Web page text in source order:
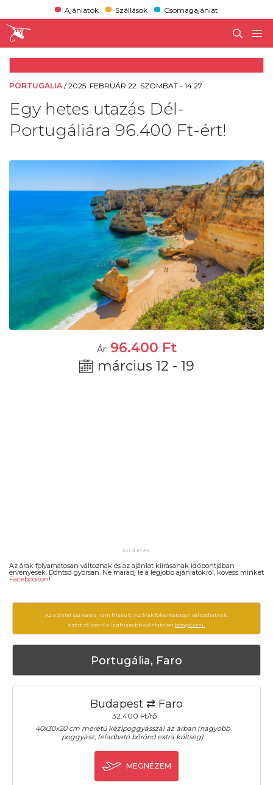
Ajánlatok Szállások Csomagajánlat
PORTUGÁLIA /2025. FEBRUÁR 22. SZOMBAT - 14:27
Egy hetes utazás Dél-
Portugáliára 96.400 Ft-ért!
Ár: 96.400 Ft
március 12 - 19
Az árak folyamatosan változnak és az ajánlat kiírásanak időpontjában
érvényesek. Döntsd gyorsan. Ne maradj le a legjobb ajánlatokról, kövess minket
Facebookon!
Az ajánlat 533 napja nem frissült. Az árak folyamatosan változhatnak,
ezért célszerű a legfrissebb ajánlatokat böngészni.
Portugália, Faro
Budapest ⇄ Faro
32.400 Ft/fő
40x30x20 cm méretű kézipoggyásszal az árban (nagyobb
poggyász, feladható bőrönd extra költség)
MEGNÉZEM